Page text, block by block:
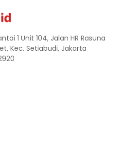
1 Unit 104, Jalan HR Rasuna
Kec. Setiabudi, Jakarta